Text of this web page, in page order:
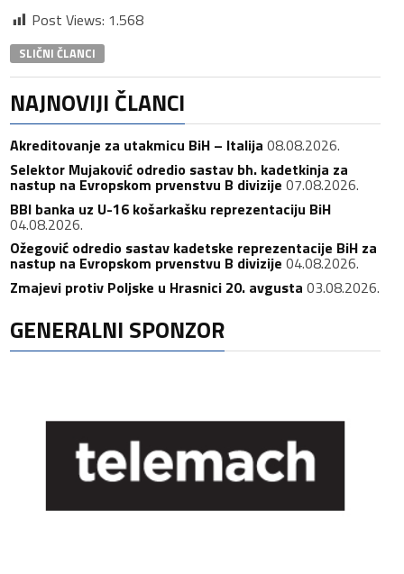
Post Views: 1.568
SLIČNI ČLANCI
NAJNOVIJI ČLANCI
Akreditovanje za utakmicu BiH – Italija 08.08.2026.
Selektor Mujaković odredio sastav bh. kadetkinja za
nastup na Evropskom prvenstvu B divizije 07.08.2026.
BBI banka uz U-16 košarkašku reprezentaciju BiH
04.08.2026.
Ožegović odredio sastav kadetske reprezentacije BiH za
nastup na Evropskom prvenstvu B divizije 04.08.2026.
Zmajevi protiv Poljske u Hrasnici 20. avgusta 03.08.2026.
GENERALNI SPONZOR